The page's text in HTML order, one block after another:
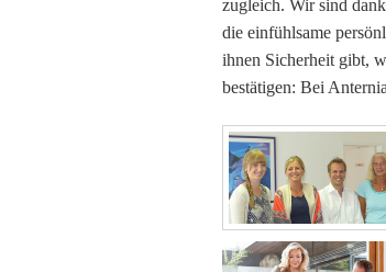
zugleich. Wir sind
die einfühlsame
ihnen Sicherheit gibt,
bestätigen: Bei